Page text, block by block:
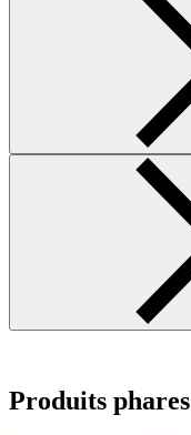
Produits phares